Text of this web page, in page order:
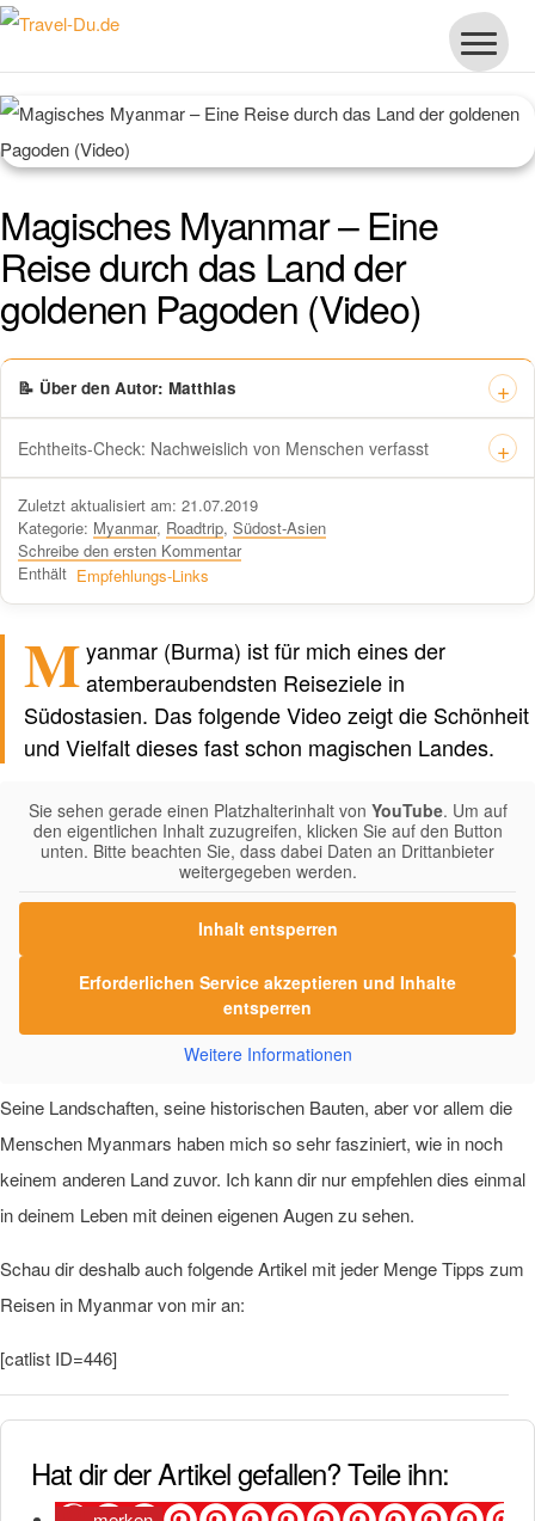
Magisches Myanmar – Eine
Reise durch das Land der
goldenen Pagoden (Video)
📝 Über den Autor: Matthias
Echtheits-Check: Nachweislich von Menschen verfasst
https://travel-du.de von Winston AI geprüft wurde und die Inhalte von
menschlichen Autoren ohne KI-Tools verfasst wurden.
Verfasst von einem Menschen
nicht von KI
Zuletzt aktualisiert am: 21.07.2019
Kategorie: Myanmar, Roadtrip, Südost-Asien
Schreibe den ersten Kommentar
Enthält Empfehlungs-Links
Myanmar (Burma) ist für mich eines der
atemberaubendsten Reiseziele in
Südostasien. Das folgende Video zeigt die Schönheit
und Vielfalt dieses fast schon magischen Landes.
Sie sehen gerade einen Platzhalterinhalt von YouTube. Um auf
den eigentlichen Inhalt zuzugreifen, klicken Sie auf den Button
unten. Bitte beachten Sie, dass dabei Daten an Drittanbieter
weitergegeben werden.
Inhalt entsperren
Erforderlichen Service akzeptieren und Inhalte
entsperren
Weitere Informationen
Seine Landschaften, seine historischen Bauten, aber vor allem die
Menschen Myanmars haben mich so sehr fasziniert, wie in noch
keinem anderen Land zuvor. Ich kann dir nur empfehlen dies einmal
in deinem Leben mit deinen eigenen Augen zu sehen.
Schau dir deshalb auch folgende Artikel mit jeder Menge Tipps zum
Reisen in Myanmar von mir an:
[catlist ID=446]
Hat dir der Artikel gefallen? Teile ihn: